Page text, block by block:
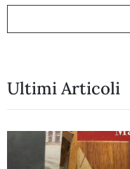
Ultimi Articoli